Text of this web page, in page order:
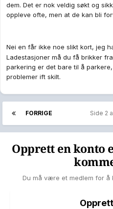
dem. Det er nok veldig søkt og
oppleve ofte, men at de kan bli
Nei en får ikke noe slikt kort, jeg
Ladestasjoner må du få brikker
parkering er det bare til å
problemer ift skilt.
FORRIGE Side 2
Opprett en konto
Du må være et medlem for å